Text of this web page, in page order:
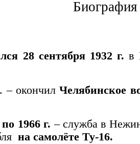
Биография
28 сентября 1932 г.в
. – окончилЧелябинское
1966 г. – служба в
на самолёте Ту-16.